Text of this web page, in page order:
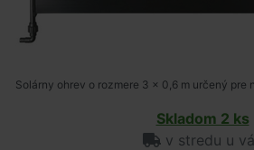
Solárny ohrev o rozmere 3 x 0,6 m určený pre
Skladom 2 ks
v stredu u